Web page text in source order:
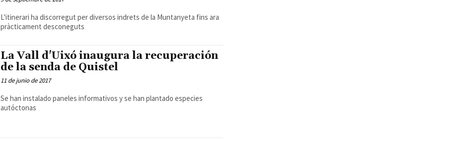
L'itinerari ha discorregut per diversos indrets de la Muntanyeta fins ara
pràcticament desconeguts
La Vall d'Uixó inaugura la recuperación
de la senda de Quistel
11 de junio de 2017
Se han instalado paneles informativos y se han plantado especies
autóctonas